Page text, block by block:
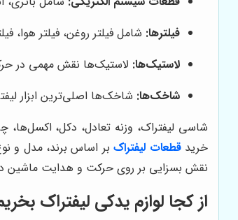
فیلترها: شامل فیلتر روغن، فیلتر هوا،
لاستیک‌ها: لاستیک‌ها نقش مهمی در
شاخک‌ها: شاخک‌ها اصلی‌ترین ابزار
شاسی لیفتراک، وزنه تعادل، دکل، اکسل‌ها،
خریدقطعات لیفتراکبر اساس برند، مدل و
نقش بسزایی بر روی حرکت و هدایت ماشین
از کجا لوازم یدکی لیفتراک